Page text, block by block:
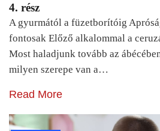
4. rész
A gyurmától a füzetborítóig
fontosak Előző alkalommal a
Most haladjunk tovább az
milyen szerepe van a…
Read More